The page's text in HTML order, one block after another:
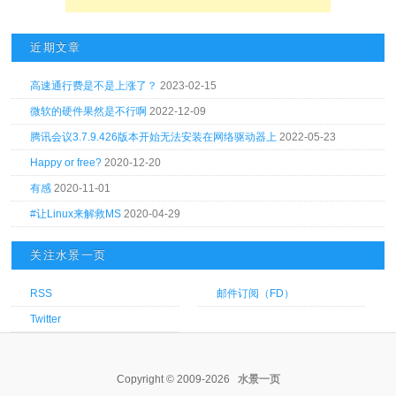
近期文章
高速通行费是不是上涨了？ 2023-02-15
微软的硬件果然是不行啊 2022-12-09
腾讯会议3.7.9.426版本开始无法安装在网络驱动器上 2022-05-23
Happy or free? 2020-12-20
有感 2020-11-01
#让Linux来解救MS 2020-04-29
关注水景一页
RSS 邮件订阅（FD）
Twitter
Copyright © 2009-2026 水景一页